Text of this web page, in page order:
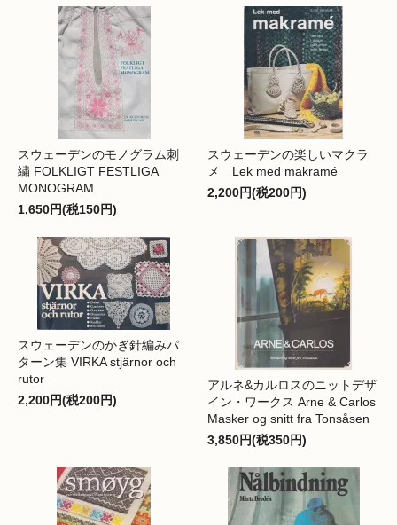
スウェーデンのモノグラム刺
繍 FOLKLIGT FESTLIGA
MONOGRAM
1,650円(税150円)
スウェーデンの楽しいマクラ
メ Lek med makramé
2,200円(税200円)
スウェーデンのかぎ針編みパ
ターン集 VIRKA stjärnor och
rutor
2,200円(税200円)
アルネ&カルロスのニットデザ
イン・ワークス Arne & Carlos
Masker og snitt fra Tonsåsen
3,850円(税350円)